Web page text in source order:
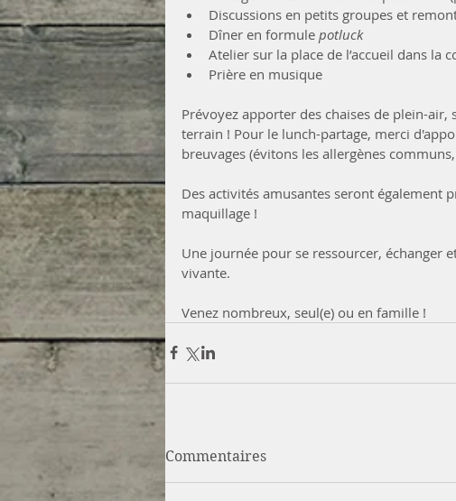
Discussions en petits groupes et
Dîner en formule potluck
Atelier sur la place de l’accueil dans la
Prière en musique
Prévoyez apporter des chaises de plein-
terrain ! Pour le lunch-partage, merci
breuvages (évitons les allergènes
Des activités amusantes seront également
maquillage !
Une journée pour se ressourcer, échanger
vivante.
Venez nombreux, seul(e) ou en famille !
Commentaires